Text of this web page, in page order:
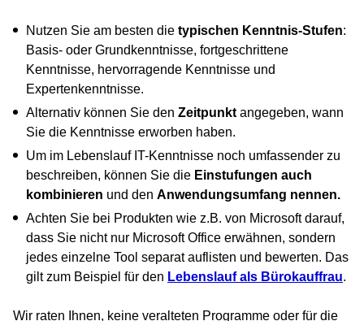
Nutzen Sie am besten die typischen Kenntnis-Stufen:
Basis- oder Grundkenntnisse, fortgeschrittene
Kenntnisse, hervorragende Kenntnisse und
Expertenkenntnisse.
Alternativ können Sie den Zeitpunktangegeben, wann
Sie die Kenntnisse erworben haben.
Um im Lebenslauf IT-Kenntnisse noch umfassender zu
beschreiben, können Sie die Einstufungen auch
kombinieren und den Anwendungsumfang nennen.
Achten Sie bei Produkten wie z.B. von Microsoft darauf,
dass Sie nicht nur Microsoft Office erwähnen, sondern
jedes einzelne Tool separat auflisten und bewerten. Das
gilt zum Beispiel für den Lebenslauf als Bürokauffrau.
Wir raten Ihnen, keine veralteten Programme oder für die